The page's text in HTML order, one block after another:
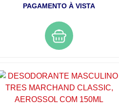
PAGAMENTO À VISTA